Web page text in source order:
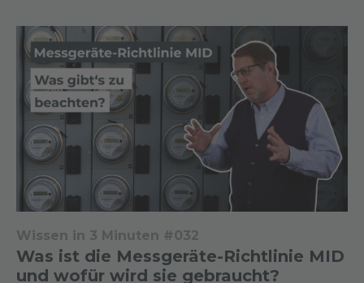
Wissen in 3 Minuten #032
Was ist die Messgeräte-Richtlinie MID
und wofür wird sie gebraucht?